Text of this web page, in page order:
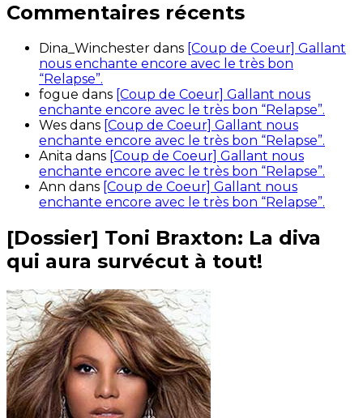
Commentaires récents
Dina_Winchester dans [Coup de Coeur] Gallant
nous enchante encore avec le très bon
“Relapse”.
fogue dans [Coup de Coeur] Gallant nous
enchante encore avec le très bon “Relapse”.
Wes dans [Coup de Coeur] Gallant nous
enchante encore avec le très bon “Relapse”.
Anita dans [Coup de Coeur] Gallant nous
enchante encore avec le très bon “Relapse”.
Ann dans [Coup de Coeur] Gallant nous
enchante encore avec le très bon “Relapse”.
[Dossier] Toni Braxton: La diva
qui aura survécut à tout!